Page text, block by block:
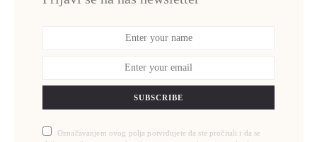
SUBSCRIBE
Označavanjem ovog polja potvrđujete da ste pročitali i da se